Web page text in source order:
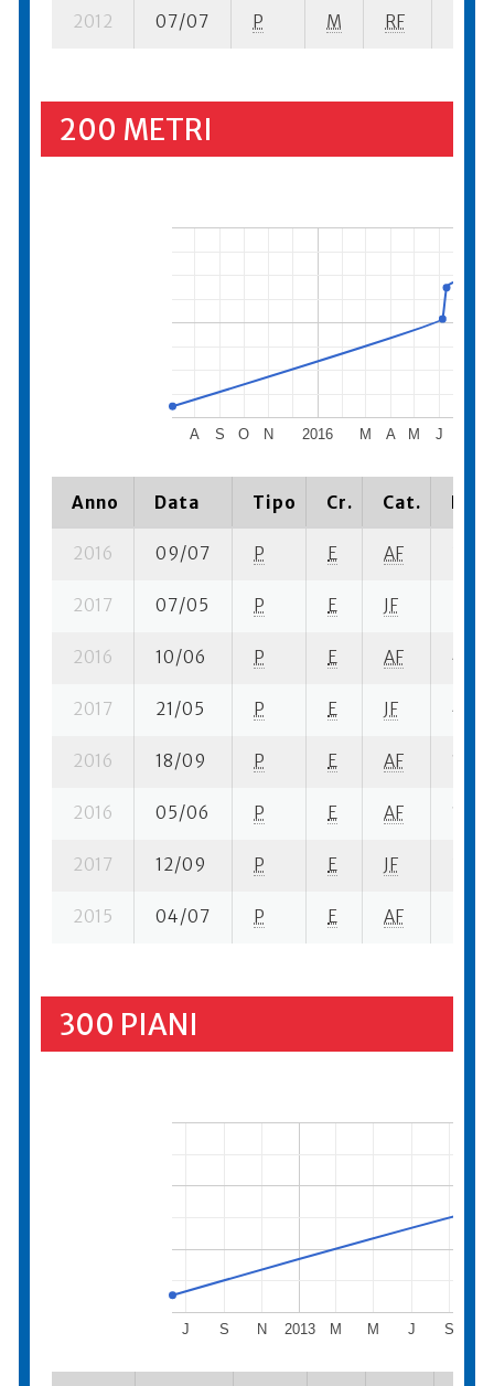
2012 07/07 P M RF
200 METRI
2016
A S O N M A M J
Anno Data Tipo Cr. Cat.
2016 09/07 P E AF
2017 07/05 P E JF
2016 10/06 P E AF 4 su-
2017 21/05 P E JF 4 se-
2016 18/09 P E AF 1 se-
2016 05/06 P E AF 1 se-
2017 12/09 P E JF
2015 04/07 P E AF
300 PIANI
2013
J S N M M J S